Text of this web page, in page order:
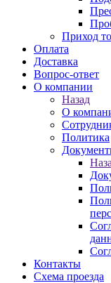
Приход
Оплата
Доставка
Вопрос-ответ
О компании
Назад
О
Политика
Контакты
Схема проезда